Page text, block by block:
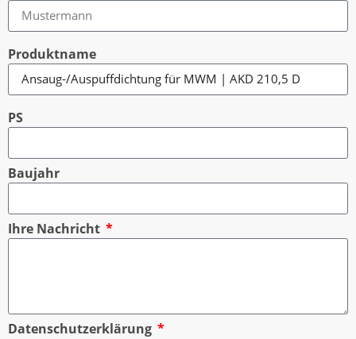
Produktname
PS
Baujahr
Ihre Nachricht
Datenschutzerklärung